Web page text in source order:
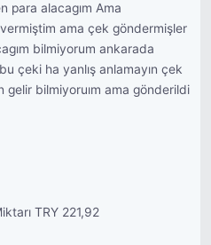
para alacagım Ama
ama çek göndermişler
bilmiyorum ankarada
çeki ha yanlış anlamayın çek
bilmiyoruım ama gönderildi
TRY 221,92